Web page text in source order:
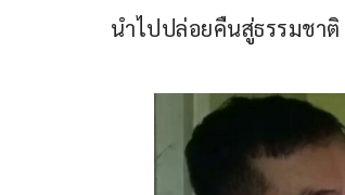
นำไปปล่อยคืนสู่ธรรมชาติ